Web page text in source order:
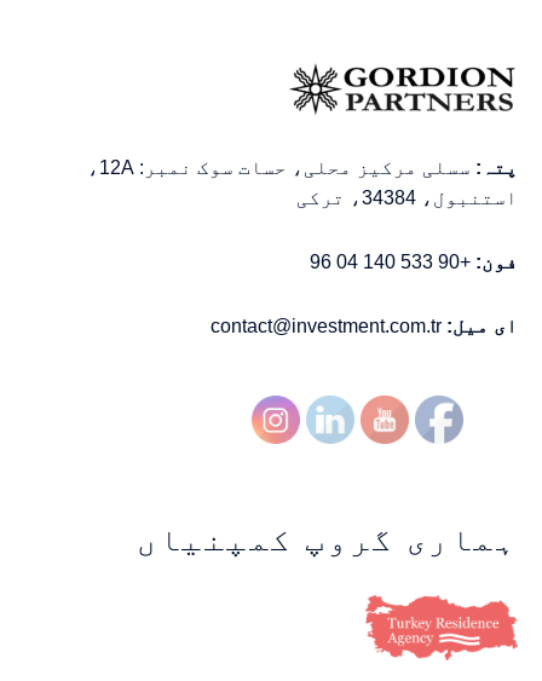
پتہ:
سسلی مرکیز محلی، حسات سوک نمبر: 12A،
استنبول، 34384، ترکی
فون: +90 533 140 04 96
ای میل: contact@investment.com.tr
ہماری گروپ کمپنیاں